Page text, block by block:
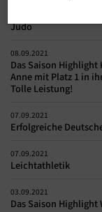
Judo
08.09.2021
Das Saison Highlight
Anne mit Platz 1 in
Tolle Leistung!
07.09.2021
Erfolgreiche
07.09.2021
Leichtathletik
03.09.2021
Das Saison Highlight